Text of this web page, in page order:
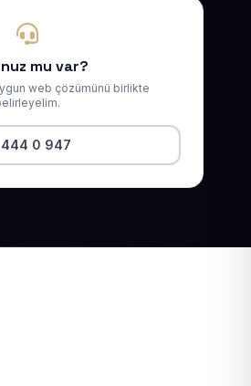
mu var?
web çözümünü birlikte
444 0 947